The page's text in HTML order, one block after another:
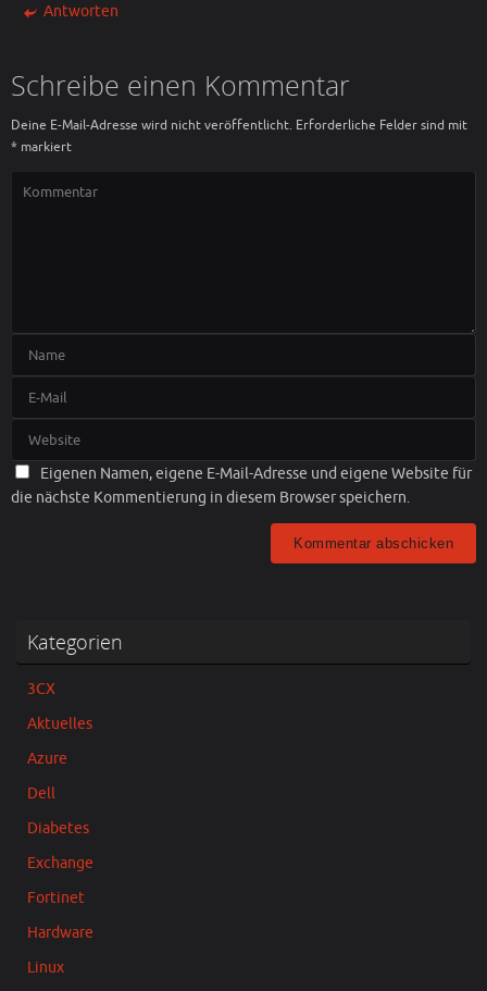
Antworten
Schreibe einen Kommentar
Deine E-Mail-Adresse wird nicht veröffentlicht. Erforderliche Felder sind mit
* markiert
Eigenen Namen, eigene E-Mail-Adresse und eigene Website für
die nächste Kommentierung in diesem Browser speichern.
Kategorien
3CX
Aktuelles
Azure
Dell
Diabetes
Exchange
Fortinet
Hardware
Linux